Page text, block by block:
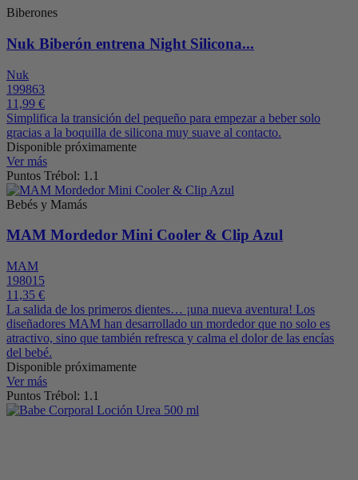
Biberones
Nuk Biberón entrena Night Silicona...
Nuk
199863
11,99 €
Simplifica la transición del pequeño para empezar a beber solo
gracias a la boquilla de silicona muy suave al contacto.
Disponible próximamente
Ver más
Puntos Trébol: 1.1
Bebés y Mamás
MAM Mordedor Mini Cooler & Clip Azul
MAM
198015
11,35 €
La salida de los primeros dientes… ¡una nueva aventura! Los
diseñadores MAM han desarrollado un mordedor que no solo es
atractivo, sino que también refresca y calma el dolor de las encías
del bebé.
Disponible próximamente
Ver más
Puntos Trébol: 1.1